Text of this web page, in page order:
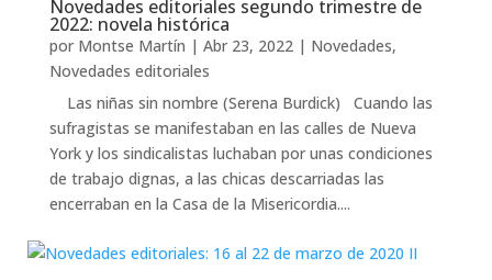
Novedades editoriales segundo trimestre de
2022: novela histórica
por Montse Martín | Abr 23, 2022| Novedades,
Novedades editoriales
Las niñas sin nombre (Serena Burdick) Cuando las
sufragistas se manifestaban en las calles de Nueva
York y los sindicalistas luchaban por unas condiciones
de trabajo dignas, a las chicas descarriadas las
encerraban en la Casa de la Misericordia....